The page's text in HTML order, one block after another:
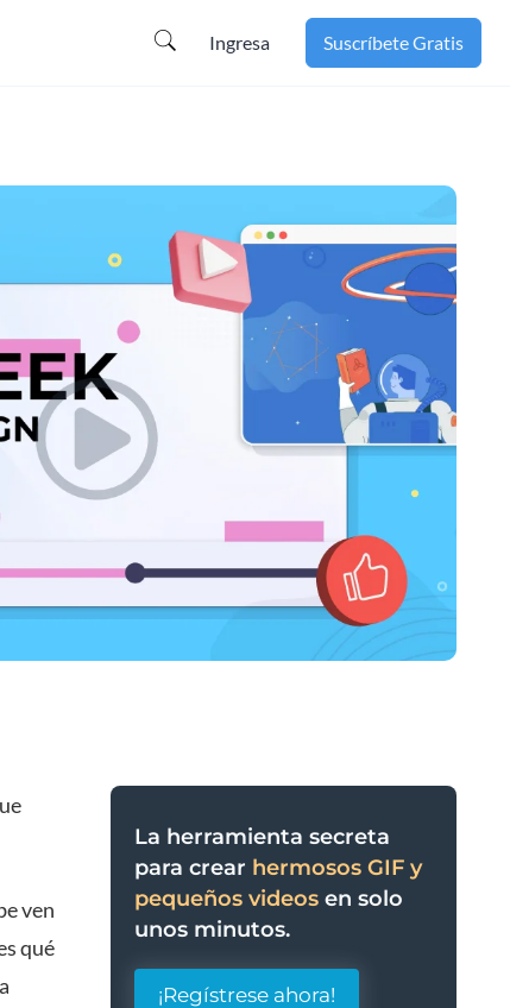
Ingresa Suscríbete Gratis
ven
qué
La herramienta secreta
para crear hermosos GIF y
pequeños videos en solo
unos minutos.
¡Regístrese ahora!